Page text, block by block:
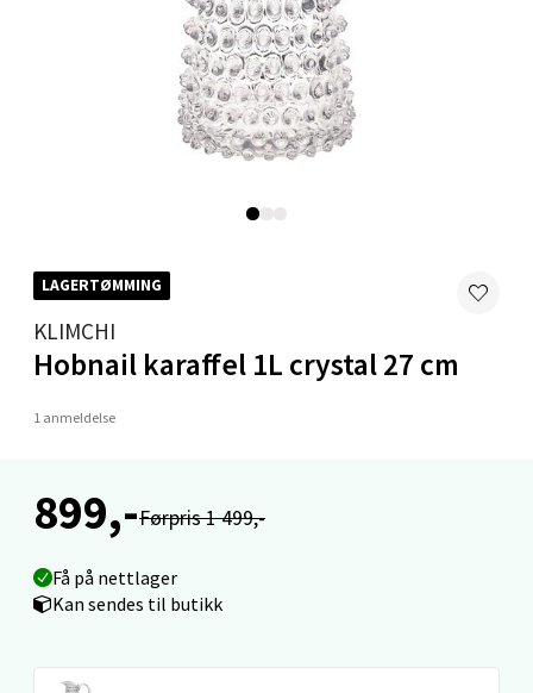
LAGERTØMMING
KLIMCHI
Hobnail karaffel 1L crystal 27 cm
1 anmeldelse
899,-Førpris 1 499,-
Få på nettlager
Kan sendes til butikk
Ålesund - Thon Senter Moa
Molde - Moldetorget
Åpent i dag 10-20
0 i butikk